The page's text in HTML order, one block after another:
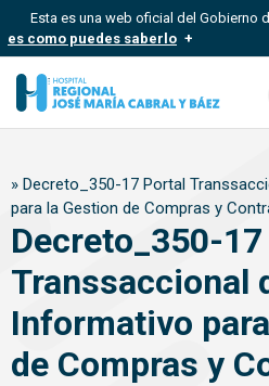
Saltar
al
contenido
Esta es una web oficial del Gobierno
es como puedes saberlo
Los sitios web oficiales
Un sitio .gob.do, .gov.do o
usan HTTPS
Un candado () o https:// significa que
seguro dentro de .gob.do o .gov.do.
confidencial solo en este tipo de sitios.
» Decreto_350-17 Portal
para la Gestion de Compras y
Decreto_350-
Transsaccional
Informativo
de Compras y